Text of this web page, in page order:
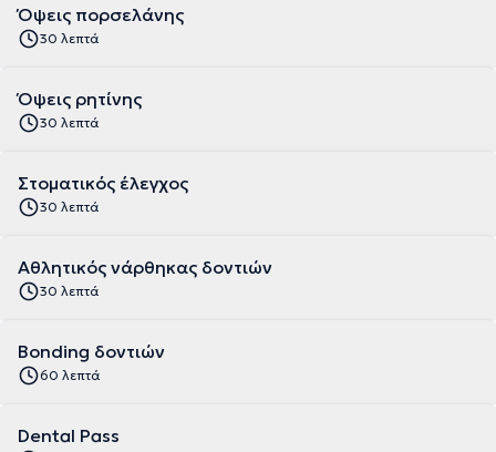
Όψεις πορσελάνης
30 λεπτά
Όψεις ρητίνης
30 λεπτά
Στοματικός έλεγχος
30 λεπτά
Aθλητικός νάρθηκας δοντιών
30 λεπτά
Bonding δοντιών
60 λεπτά
Dental Pass